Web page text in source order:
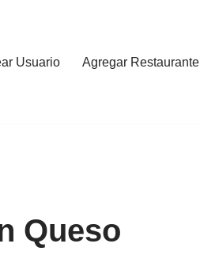
Usuario Agregar Restaurante
Queso